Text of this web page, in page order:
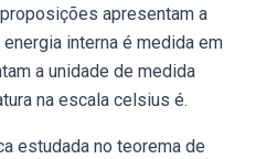
apresentam a
interna é medida em
a unidade de medida
na escala celsius é.
estudada no teorema de